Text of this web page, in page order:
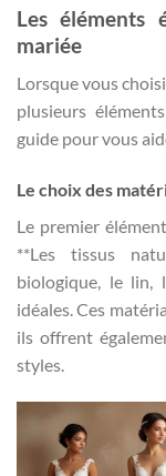
Les éléments
mariée
Lorsque vous
plusieurs
guide pour vous
Le choix des
Le premier
**Les tissus
biologique, le lin,
idéales. Ces
ils offrent
styles.